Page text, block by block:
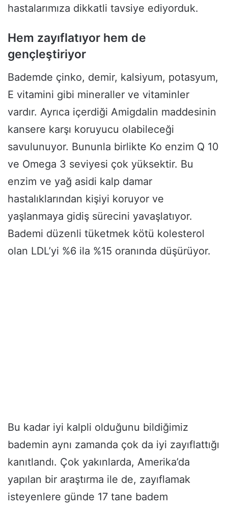
hastalarımıza dikkatli tavsiye ediyorduk.
Hem zayıflatıyor hem de
gençleştiriyor
Bademde çinko, demir, kalsiyum, potasyum,
E vitamini gibi mineraller ve vitaminler
vardır. Ayrıca içerdiği Amigdalin maddesinin
kansere karşı koruyucu olabileceği
savulunuyor. Bununla birlikte Ko enzim Q 10
ve Omega 3 seviyesi çok yüksektir. Bu
enzim ve yağ asidi kalp damar
hastalıklarından kişiyi koruyor ve
yaşlanmaya gidiş sürecini yavaşlatıyor.
Bademi düzenli tüketmek kötü kolesterol
olan LDL’yi %6 ila %15 oranında düşürüyor.
Bu kadar iyi kalpli olduğunu bildiğimiz
bademin aynı zamanda çok da iyi zayıflattığı
kanıtlandı. Çok yakınlarda, Amerika’da
yapılan bir araştırma ile de, zayıflamak
isteyenlere günde 17 tane badem